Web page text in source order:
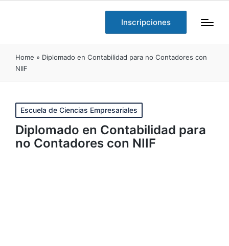
Inscripciones
Home » Diplomado en Contabilidad para no Contadores con
NIIF
Publicado
en
Escuela de Ciencias Empresariales
Diplomado en Contabilidad para
no Contadores con NIIF